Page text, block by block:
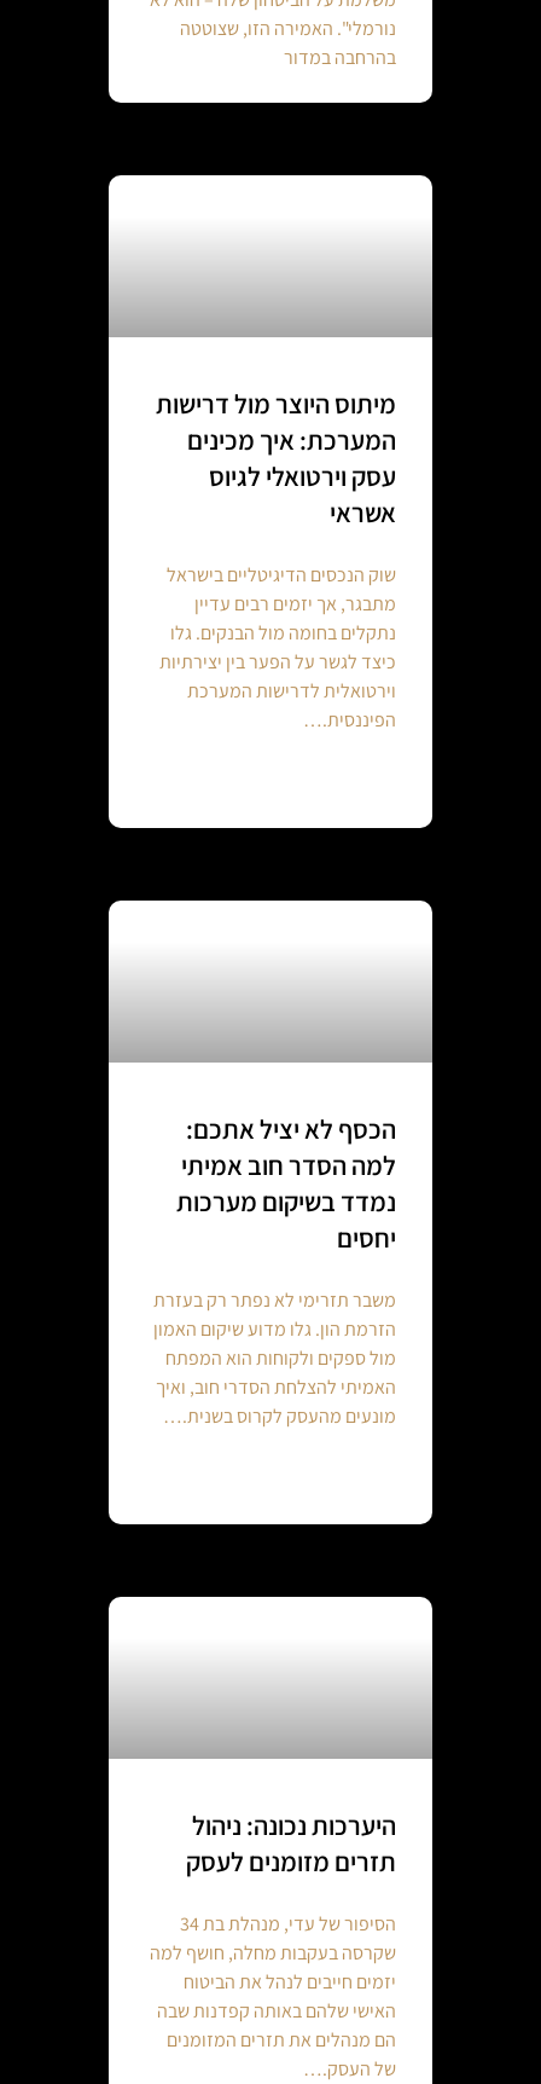
נורמלי". האמירה הזו, שצוטטה
בהרחבה במדור
מיתוס היוצר מול דרישות
המערכת: איך מכינים
עסק וירטואלי לגיוס
אשראי
שוק הנכסים הדיגיטליים בישראל
מתבגר, אך יזמים רבים עדיין
נתקלים בחומה מול הבנקים. גלו
כיצד לגשר על הפער בין יצירתיות
וירטואלית לדרישות המערכת
הפיננסית.…
הכסף לא יציל אתכם:
למה הסדר חוב אמיתי
נמדד בשיקום מערכות
יחסים
משבר תזרימי לא נפתר רק בעזרת
הזרמת הון. גלו מדוע שיקום האמון
מול ספקים ולקוחות הוא המפתח
האמיתי להצלחת הסדרי חוב, ואיך
מונעים מהעסק לקרוס בשנית.…
היערכות נכונה: ניהול
תזרים מזומנים לעסק
הסיפור של עדי, מנהלת בת 34
שקרסה בעקבות מחלה, חושף למה
יזמים חייבים לנהל את הביטוח
האישי שלהם באותה קפדנות שבה
הם מנהלים את תזרים המזומנים
של העסק.…